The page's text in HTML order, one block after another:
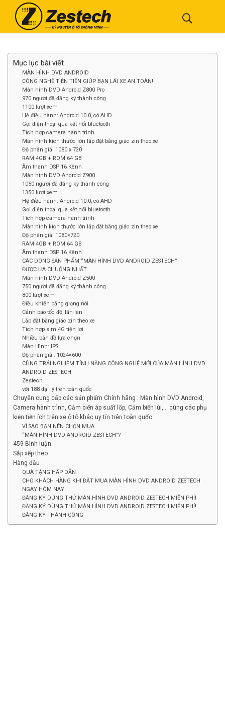
Mục lục bài viết
MÀN HÌNH DVD ANDROID
CÔNG NGHỆ TIÊN TIẾN GIÚP BẠN LÁI XE AN TOÀN!
Màn hình DVD Android Z800 Pro
970 người đã đăng ký thành công
1100 lượt xem
Hệ điều hành: Android 10.0, có AHD
Gọi điện thoại qua kết nối bluetooth
Tích hợp camera hành trình
Màn hình kích thước lớn lắp đặt bằng giác zin theo xe
Độ phân giải 1080 x 720
RAM 4GB + ROM 64 GB
Âm thanh DSP 16 Kênh
Màn hình DVD Android Z900
1050 người đã đăng ký thành công
1350 lượt xem
Hệ điều hành: Android 10.0, có AHD
Gọi điện thoại qua kết nối bluetooth
Tích hợp camera hành trình
Màn hình kích thước lớn lắp đặt bằng giác zin theo xe
Độ phân giải 1080×720
RAM 4GB + ROM 64 GB
Âm thanh DSP 16 Kênh
CÁC DÒNG SẢN PHẨM “MÀN HÌNH DVD ANDROID ZESTECH”
ĐƯỢC ƯA CHUỘNG NHẤT
Màn hình DVD Android Z500
750 người đã đăng ký thành công
800 lượt xem
Điều khiển bằng giọng nói
Cảnh báo tốc độ, lấn làn
Lắp đặt bằng giác zin theo xe
Tích hợp sim 4G tiện lợi
Nhiều bản đồ lựa chọn
Màn Hình: IPS
Độ phân giải: 1024×600
CÙNG TRẢI NGHIỆM TÍNH NĂNG CÔNG NGHỆ MỚI CỦA MÀN HÌNH DVD
ANDROID ZESTECH
Zestech
với 188 đại lý trên toàn quốc
Chuyên cung cấp các sản phẩm Chính hãng : Màn hình DVD Android,
Camera hành trình, Cảm biến áp suất lốp, Cảm biến lùi,… cùng các phụ
kiện tiện ích trên xe ô tô khác uy tín trên toàn quốc.
VÌ SAO BẠN NÊN CHỌN MUA
“MÀN HÌNH DVD ANDROID ZESTECH”?
459 Bình luận
Sắp xếp theo
Hàng đầu
QUÀ TẶNG HẤP DẪN
CHO KHÁCH HÀNG KHI ĐẶT MUA MÀN HÌNH DVD ANDROID ZESTECH
NGAY HÔM NAY!
ĐĂNG KÝ DÙNG THỬ MÀN HÌNH DVD ANDROID ZESTECH MIỄN PHÍ!
ĐĂNG KÝ DÙNG THỬ MÀN HÌNH DVD ANDROID ZESTECH MIỄN PHÍ!
ĐĂNG KÝ THÀNH CÔNG